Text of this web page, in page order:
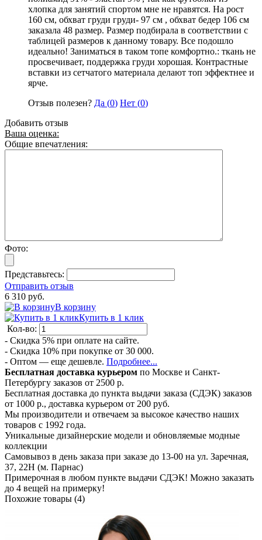
хлопка для занятий спортом мне не нравятся. На рост
160 см, обхват груди груди- 97 см , обхват бедер 106 см
заказала 48 размер. Размер подбирала в соответствии с
таблицей размеров к данному товару. Все подошло
идеально! Заниматься в таком топе комфортно.: ткань не
просвечивает, поддержка груди хорошая. Контрастные
вставки из сетчатого материала делают топ эффектнее и
ярче.
Отзыв полезен? Да (0) Нет (0)
Добавить отзыв
Ваша оценка:
Общие впечатления:
Фото:
Представьтесь:
Отправить отзыв
6 310 руб.
В корзину
Купить в 1 клик
Кол-во:
- Скидка 5% при оплате на сайте.
- Скидка 10% при покупке от 30 000.
- Оптом — еще дешевле. Подробнее...
Бесплатная доставка курьером по Москве и Санкт-
Петербургу заказов от 2500 р.
Бесплатная доставка до пункта выдачи заказа (СДЭК) заказов
от 1000 р., доставка курьером от 200 руб.
Мы производители и отвечаем за высокое качество наших
товаров с 1992 года.
Уникальные дизайнерские модели и обновляемые модные
коллекции
Самовывоз в день заказа при заказе до 13-00 на ул. Заречная,
37, 22Н (м. Парнас)
Примерочная в любом пункте выдачи СДЭК! Можно заказать
до 4 вещей на примерку!
Похожие товары (4)